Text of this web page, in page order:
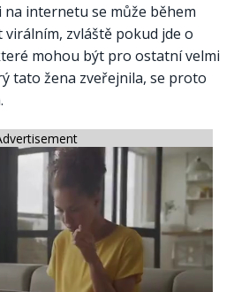
na internetu se může během
zvláště pokud jde o
mohou být pro ostatní velmi
tato žena zveřejnila, se proto